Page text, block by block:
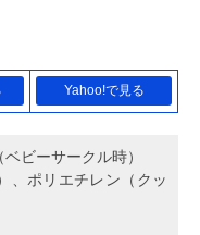
Yahoo!で見る
ビーサークル時）
、ポリエチレン（クッ